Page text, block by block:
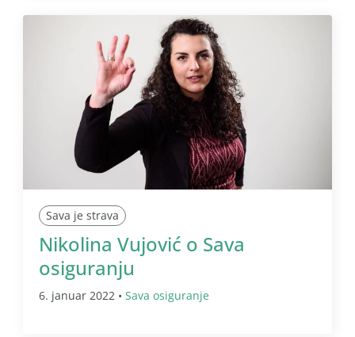
Sava je strava
Nikolina Vujović o Sava
osiguranju
6. januar 2022 • Sava osiguranje